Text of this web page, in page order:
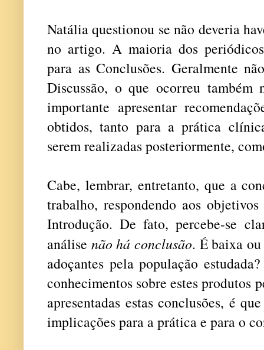
Natália questionou se não deveria
no artigo. A maioria dos
para as Conclusões. Geralmente
Discussão, o que ocorreu
importante apresentar
obtidos, tanto para a prática
serem realizadas posteriormente,
Cabe, lembrar, entretanto, que a
trabalho, respondendo aos
Introdução. De fato, percebe-se
análise não há conclusão. É baixa
adoçantes pela população
conhecimentos sobre estes produtos
apresentadas estas conclusões, é
implicações para a prática e para o